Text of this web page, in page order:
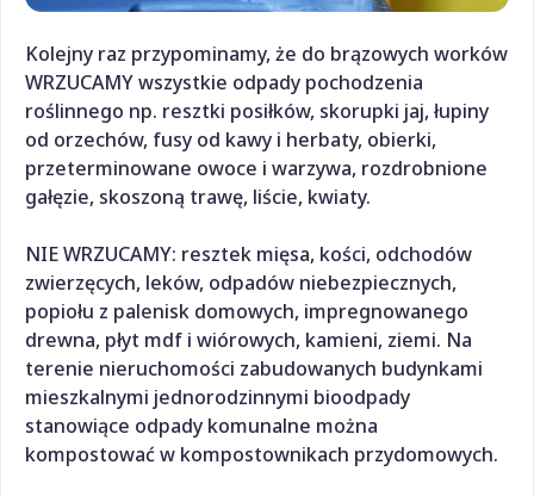
Kolejny raz przypominamy, że do brązowych worków
WRZUCAMY wszystkie odpady pochodzenia
roślinnego np. resztki posiłków, skorupki jaj, łupiny
od orzechów, fusy od kawy i herbaty, obierki,
przeterminowane owoce i warzywa, rozdrobnione
gałęzie, skoszoną trawę, liście, kwiaty.
NIE WRZUCAMY: resztek mięsa, kości, odchodów
zwierzęcych, leków, odpadów niebezpiecznych,
popiołu z palenisk domowych, impregnowanego
drewna, płyt mdf i wiórowych, kamieni, ziemi. Na
terenie nieruchomości zabudowanych budynkami
mieszkalnymi jednorodzinnymi bioodpady
stanowiące odpady komunalne można
kompostować w kompostownikach przydomowych.